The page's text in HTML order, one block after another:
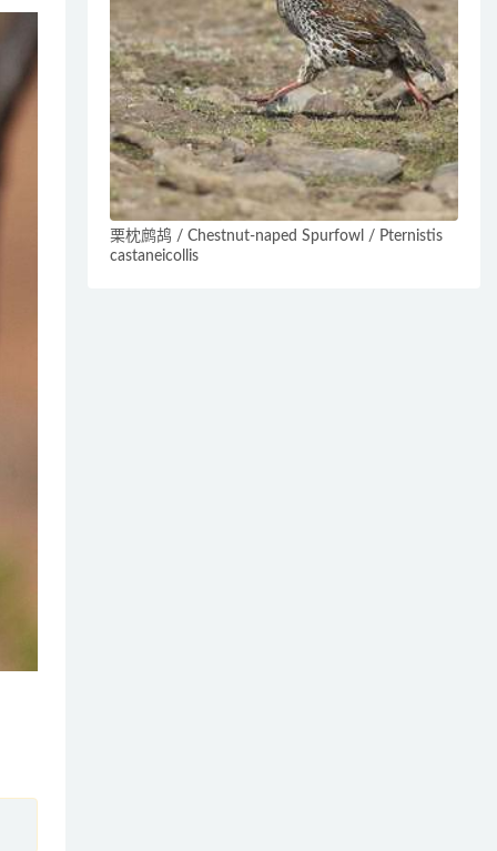
栗枕鹧鸪 / Chestnut-naped Spurfowl / Pternistis
castaneicollis